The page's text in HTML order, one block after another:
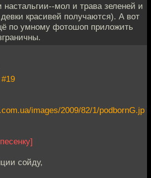
настальгии--мол и трава зеленей и
красивей получаются). А вот
по умному фотошоп приложить
#19
images/2009/82/1/podbornG.jp
сойду,